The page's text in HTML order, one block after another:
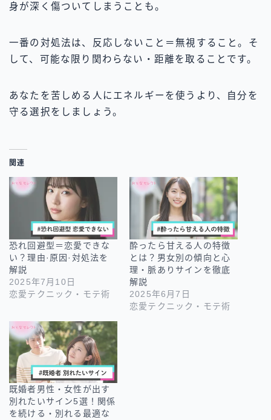
身が深く傷ついてしまうことも。
一番の対処法は、反応しないこと＝無視すること。そ
して、可能な限り関わらない・距離を取ることです。
あなたを苦しめる人にエネルギーを使うより、自分を
守る選択をしましょう。
関連
恐れ回避型＝恋愛できな
い？理由·原因·対処法を
解説
2025年7月10日
恋愛テクニック・モテ術
酔ったら甘える人の特徴
とは？男女別の傾向と心
理・脈ありサインを徹底
解説
2025年6月7日
恋愛テクニック・モテ術
既婚者男性・女性が出す
別れたいサイン5選！関係
を続ける・別れる最適な